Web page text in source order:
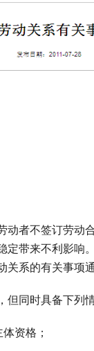
不签订劳动
带来不利影响
系的有关事项
同时具备下列情
资格；